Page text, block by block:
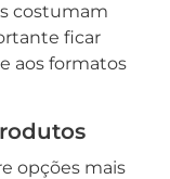
costumam
ficar
aos formatos
opções mais